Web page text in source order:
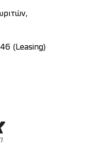
(Leasing)